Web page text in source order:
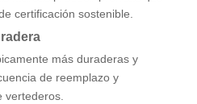
certificación sostenible.
más duraderas y
de reemplazo y
vertederos.